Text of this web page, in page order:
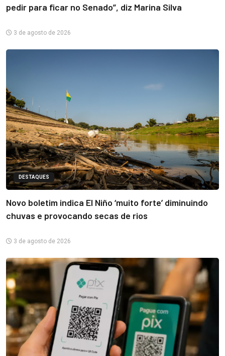
pedir para ficar no Senado”, diz Marina Silva
3 de agosto de 2026
DESTAQUES
Novo boletim indica El Niño ‘muito forte’ diminuindo
chuvas e provocando secas de rios
3 de agosto de 2026